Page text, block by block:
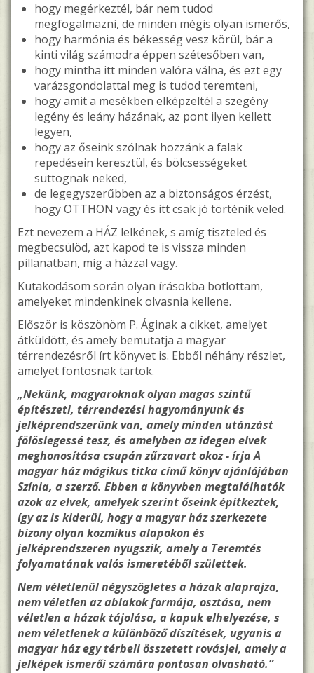
hogy megérkeztél, bár nem tudod
megfogalmazni, de minden mégis olyan ismerős,
hogy harmónia és békesség vesz körül, bár a
kinti világ számodra éppen szétesőben van,
hogy mintha itt minden valóra válna, és ezt egy
varázsgondolattal meg is tudod teremteni,
hogy amit a mesékben elképzeltél a szegény
legény és leány házának, az pont ilyen kellett
legyen,
hogy az őseink szólnak hozzánk a falak
repedésein keresztül, és bölcsességeket
suttognak neked,
de legegyszerűbben az a biztonságos érzést,
hogy OTTHON vagy és itt csak jó történik veled.
Ezt nevezem a HÁZ lelkének, s amíg tiszteled és
megbecsülöd, azt kapod te is vissza minden
pillanatban, míg a házzal vagy.
Kutakodásom során olyan írásokba botlottam,
amelyeket mindenkinek olvasnia kellene.
Először is köszönöm P. Áginak a cikket, amelyet
átküldött, és amely bemutatja a magyar
térrendezésről írt könyvet is. Ebből néhány részlet,
amelyet fontosnak tartok.
„Nekünk, magyaroknak olyan magas szintű
építészeti, térrendezési hagyományunk és
jelképrendszerünk van, amely minden utánzást
fölöslegessé tesz, és amelyben az idegen elvek
meghonosítása csupán zűrzavart okoz - írja A
magyar ház mágikus titka című könyv ajánlójában
Színia, a szerző. Ebben a könyvben megtalálhatók
azok az elvek, amelyek szerint őseink építkeztek,
így az is kiderül, hogy a magyar ház szerkezete
bizony olyan kozmikus alapokon és
jelképrendszeren nyugszik, amely a Teremtés
folyamatának valós ismeretéből születtek.
Nem véletlenül négyszögletes a házak alaprajza,
nem véletlen az ablakok formája, osztása, nem
véletlen a házak tájolása, a kapuk elhelyezése, s
nem véletlenek a különböző díszítések, ugyanis a
magyar ház egy térbeli összetett rovásjel, amely a
jelképek ismerői számára pontosan olvasható.”